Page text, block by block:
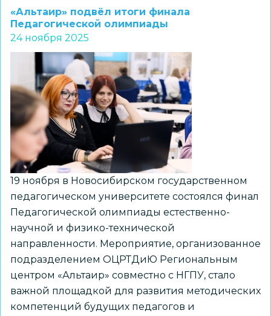
победители
регионального
этапа
Российской
психолого-
педагогической
олимпиады
«Альтаир» подвёл итоги финала
Педагогической олимпиады
24 ноября 2025
19 ноября в Новосибирском государственном
педагогическом университете состоялся финал
Педагогической олимпиады естественно-
научной и физико-технической
направленности. Мероприятие, организованное
подразделением ОЦРТДиЮ Региональным
центром «Альтаир» совместно с НГПУ, стало
важной площадкой для развития методических
компетенций будущих педагогов и